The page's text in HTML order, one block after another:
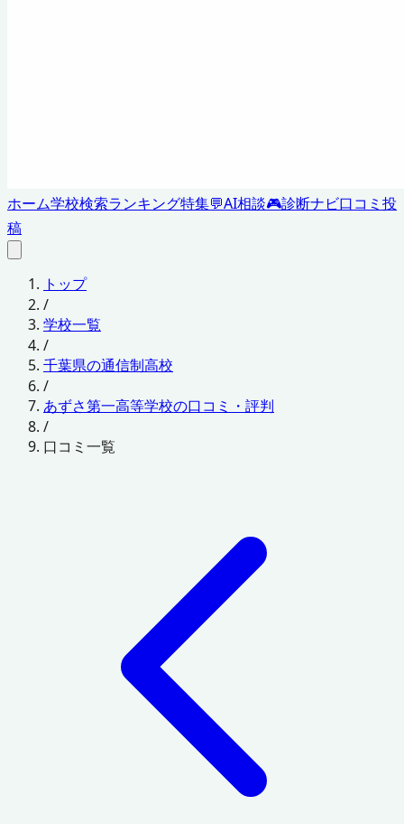
ホーム学校検索ランキング特集💬AI相談🎮診断ナビ口コミ投
稿
トップ
/
学校一覧
/
千葉県の通信制高校
/
あずさ第一高等学校の口コミ・評判
/
口コミ一覧